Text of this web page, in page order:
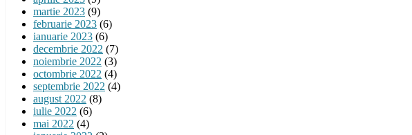
martie 2023 (9)
februarie 2023 (6)
ianuarie 2023 (6)
decembrie 2022 (7)
noiembrie 2022 (3)
octombrie 2022 (4)
septembrie 2022 (4)
august 2022 (8)
iulie 2022 (6)
mai 2022 (4)